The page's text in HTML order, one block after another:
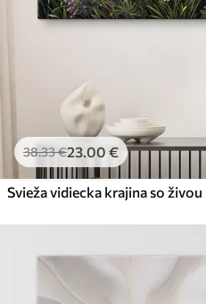
38.33€23.00 €